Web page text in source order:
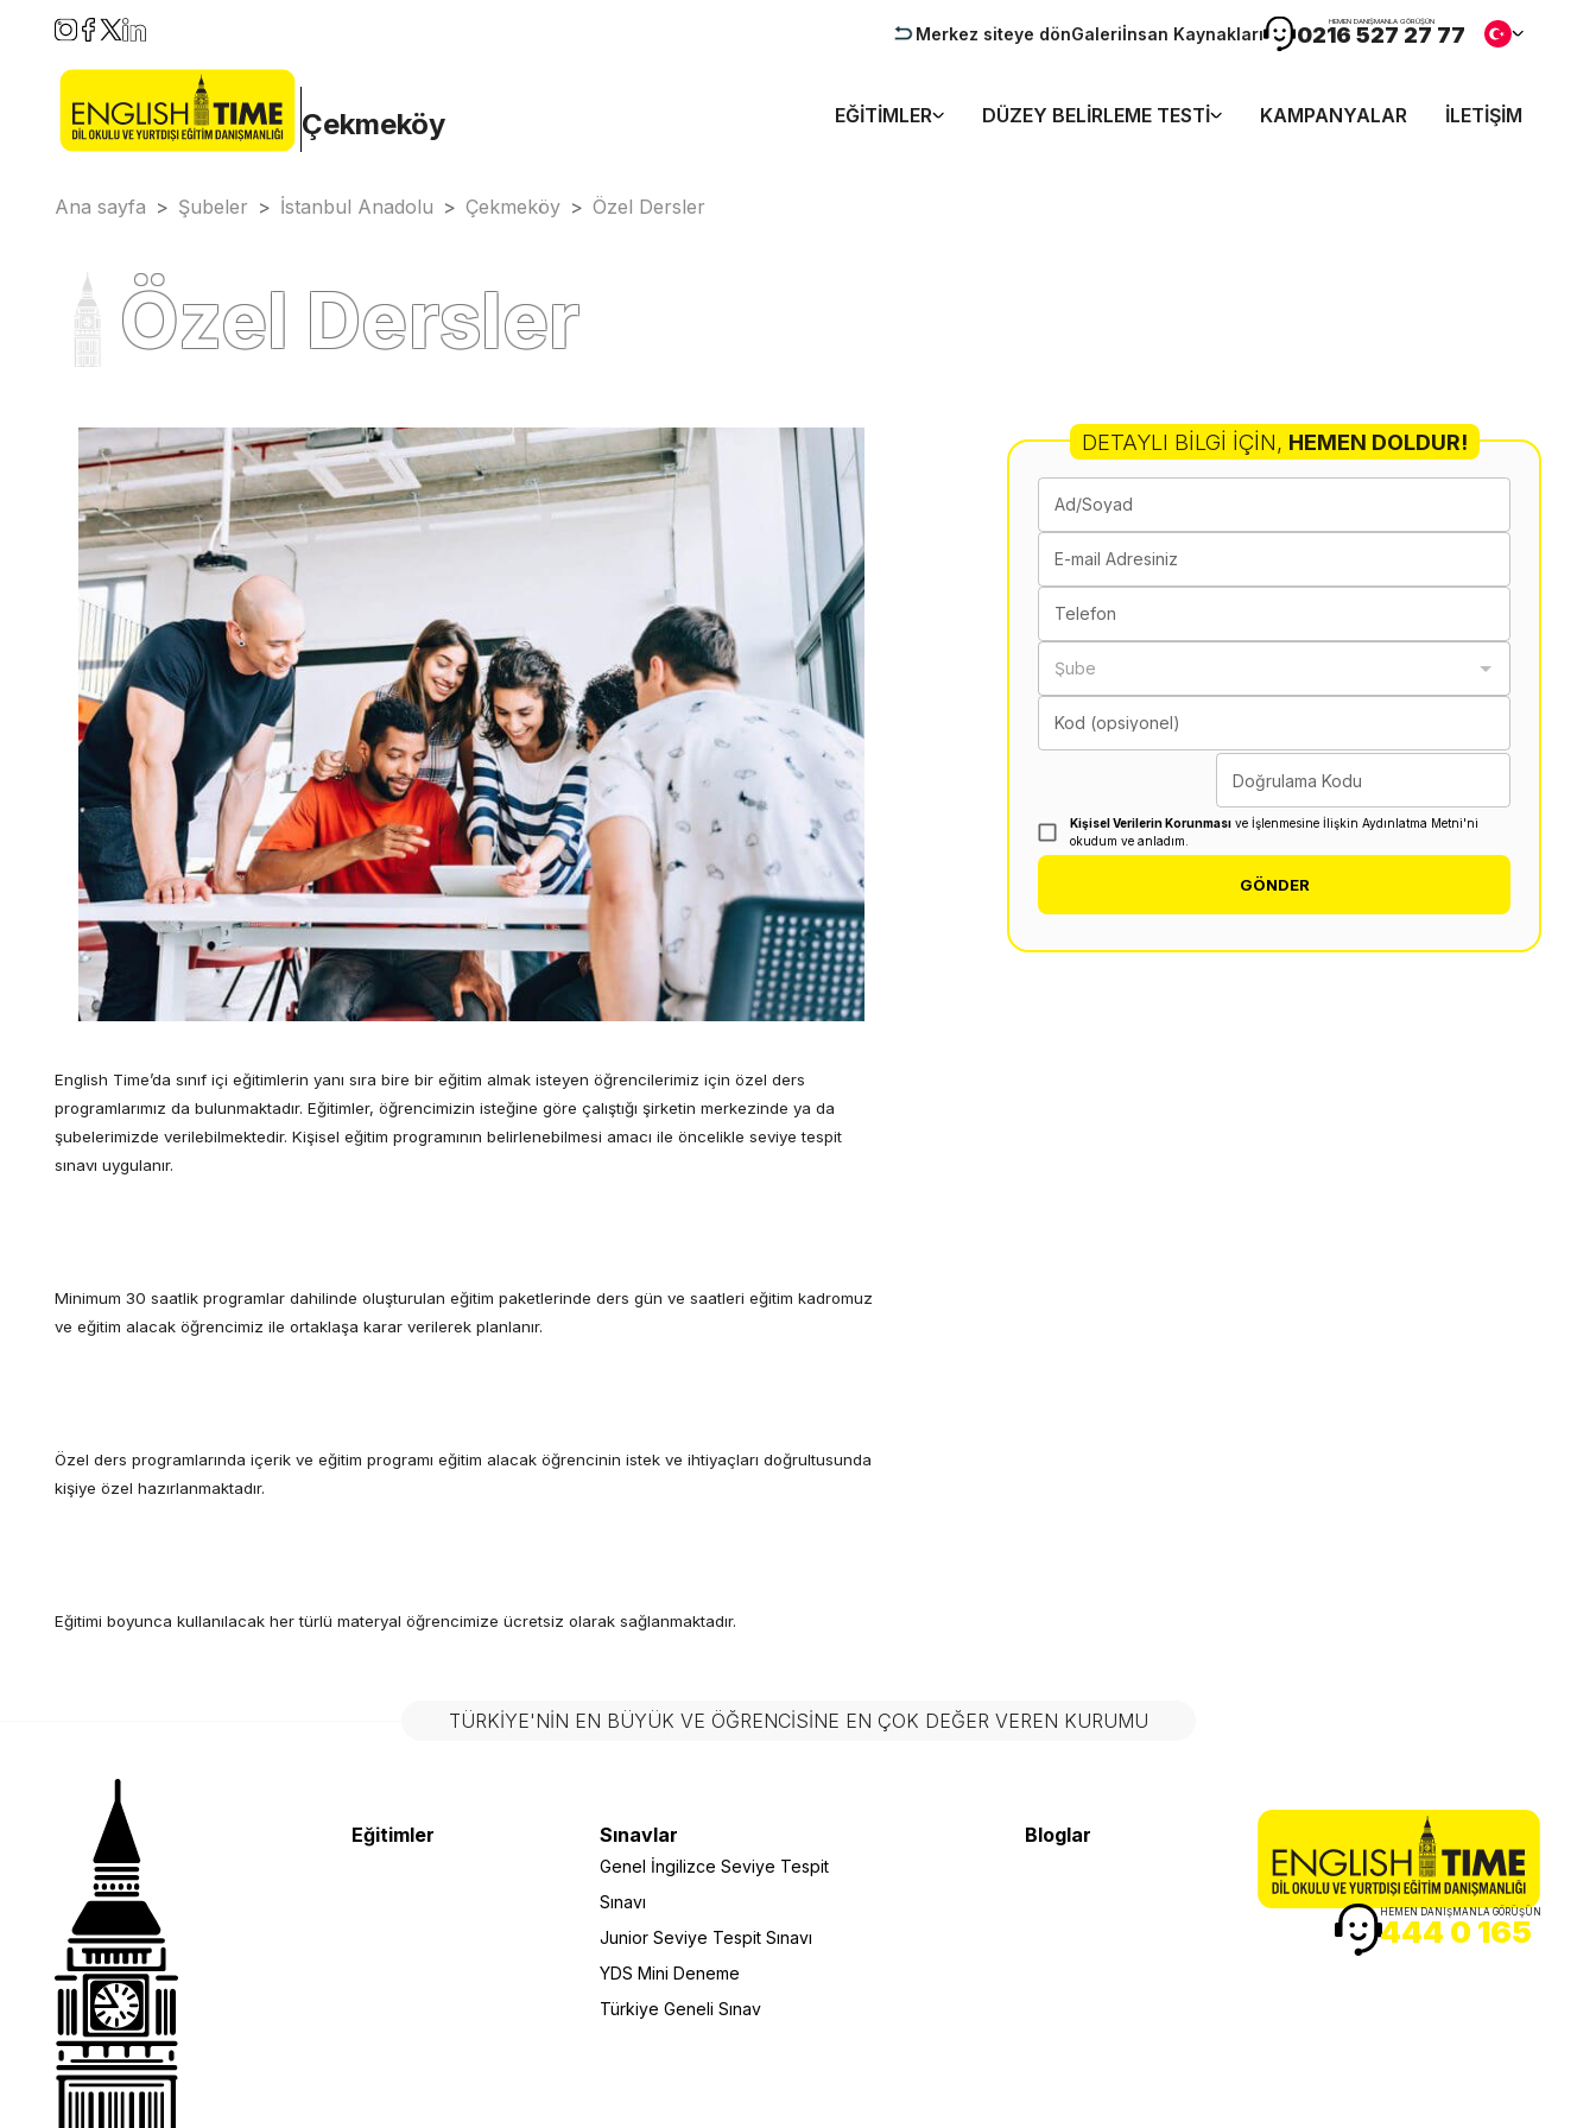
Merkez siteye dönGaleriİnsan Kaynakları
HEMEN DANIŞMANLA GÖRÜŞÜN
0216 527 27 77
Çekmeköy EĞITIMLER DÜZEY BELIRLEME TESTI KAMPANYALAR İLETIŞIM
Ana sayfa > Şubeler > İstanbul Anadolu > Çekmeköy > Özel Dersler
Özel Dersler
English Time’da sınıf içi eğitimlerin yanı sıra bire bir eğitim almak isteyen öğrencilerimiz için özel ders
programlarımız da bulunmaktadır. Eğitimler, öğrencimizin isteğine göre çalıştığı şirketin merkezinde ya da
şubelerimizde verilebilmektedir. Kişisel eğitim programının belirlenebilmesi amacı ile öncelikle seviye tespit
sınavı uygulanır.
Minimum 30 saatlik programlar dahilinde oluşturulan eğitim paketlerinde ders gün ve saatleri eğitim kadromuz
ve eğitim alacak öğrencimiz ile ortaklaşa karar verilerek planlanır.
Özel ders programlarında içerik ve eğitim programı eğitim alacak öğrencinin istek ve ihtiyaçları doğrultusunda
kişiye özel hazırlanmaktadır.
Eğitimi boyunca kullanılacak her türlü materyal öğrencimize ücretsiz olarak sağlanmaktadır.
DETAYLI BILGI İÇIN, HEMEN DOLDUR!
Ad/Soyad
E-mail Adresiniz
Telefon
Şube
Kod (opsiyonel)
Doğrulama Kodu
Kişisel Verilerin Korunması ve İşlenmesine İlişkin Aydınlatma Metni'ni
okudum ve anladım.
GÖNDER
TÜRKIYE'NIN EN BÜYÜK VE ÖĞRENCISINE EN ÇOK DEĞER VEREN KURUMU
Eğitimler Sınavlar
Genel İngilizce Seviye Tespit
Sınavı
Junior Seviye Tespit Sınavı
YDS Mini Deneme
Türkiye Geneli Sınav
Bloglar
HEMEN DANIŞMANLA GÖRÜŞÜN
444 0 165